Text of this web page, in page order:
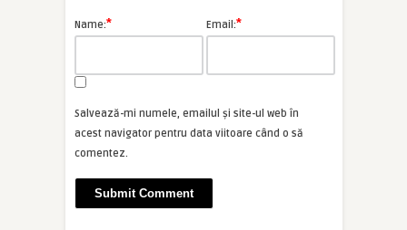
Name:* Email:*
Salvează-mi numele, emailul și site-ul web în
acest navigator pentru data viitoare când o să
comentez.